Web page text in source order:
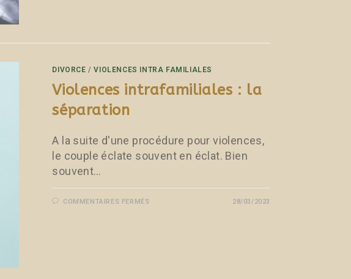
DIVORCE /VIOLENCES INTRA FAMILIALES
Violences intrafamiliales : la
séparation
A la suite d'une procédure pour violences,
le couple éclate souvent en éclat. Bien
souvent…
COMMENTAIRES FERMÉS 28/03/2023